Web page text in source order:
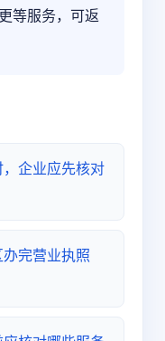
等服务，可返
企业应先核对
完营业执照